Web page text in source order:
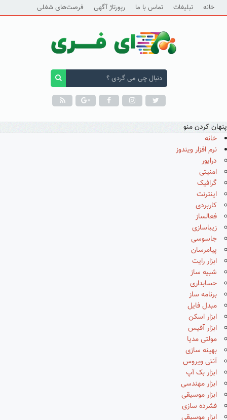
خانه تبلیغات تماس با ما رپورتاژ آگهی فرصت‌های شغلی
پنهان کردن منو
خانه
نرم افزار ویندوز
درایور
امنیتی
گرافیک
اینترنت
کاربردی
فعالساز
زیباسازی
جاسوسی
پیامرسان
ابزار رایت
شبیه ساز
حسابداری
برنامه ساز
مبدل فایل
ابزار اسکن
ابزار آفیس
مولتی مدیا
بهینه سازی
آنتی ویروس
ابزار بک آپ
ابزار مهندسی
ابزار موسیقی
فشرده سازی
ابزار موسیقی